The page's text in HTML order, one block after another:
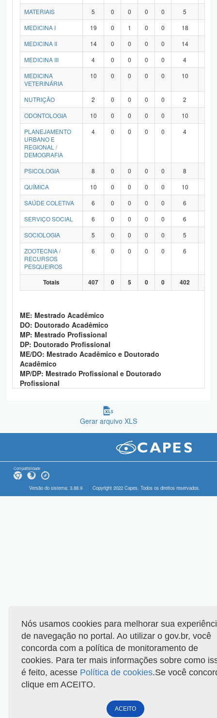
MATERIAIS 5 0 0 0 0 5
MEDICINA I
19 0 1 0 0 18
MEDICINA II
14 0 0 0 0 14
MEDICINA III
4 0 0 0 0 4
MEDICINA
VETERINÁRIA
10 0 0 0 0 10
NUTRIÇÃO 2 0 0 0 0 2
ODONTOLOGIA
10 0 0 0 0 10
PLANEJAMENTO
URBANO E
REGIONAL /
DEMOGRAFIA
4 0 0 0 0 4
PSICOLOGIA 8 0 0 0 0 8
QUÍMICA
10 0 0 0 0 10
SAÚDE COLETIVA
6 0 0 0 0 6
SERVIÇO SOCIAL
6 0 0 0 0 6
SOCIOLOGIA
5 0 0 0 0 5
ZOOTECNIA /
RECURSOS
PESQUEIROS
6 0 0 0 0 6
Totais 407 0 5 0 0 402
ME: Mestrado Acadêmico
DO: Doutorado Acadêmico
MP: Mestrado Profissional
DP: Doutorado Profissional
ME/DO: Mestrado Acadêmico e Doutorado
Acadêmico
MP/DP: Mestrado Profissional e Doutorado
Profissional
Gerar arquivo XLS
Compatibilidade
Versão do sistema: 3.88.9 Copyright 2022 Capes. Todos os direitos reservados.
Nós usamos cookies para melhorar sua
de navegação no portal. Ao utilizar o gov.br, você
concorda com a política de monitoramento de
cookies. Para ter mais informações sobre como
é feito, acesse Política de cookies.Se você
clique em ACEITO.
ACEITO